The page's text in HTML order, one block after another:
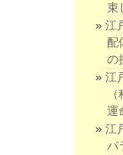
束
江
配
の
江
運
江
パ